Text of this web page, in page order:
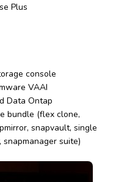
Plus
console
VAAI
Data Ontap
bundle (flex clone,
snapvault, single
snapmanager suite)